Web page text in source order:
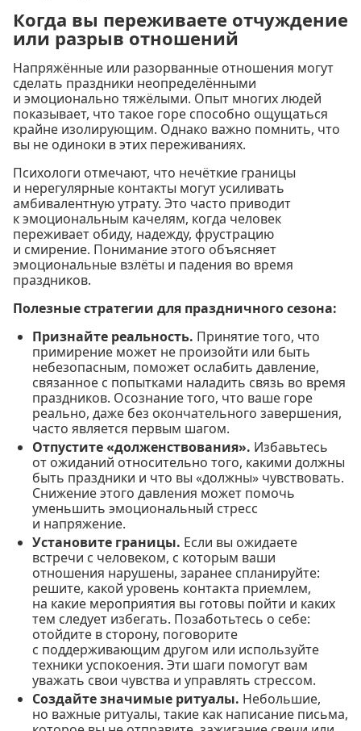
Когда вы переживаете отчуждение
или разрыв отношений
Напряжённые или разорванные отношения могут
сделать праздники неопределёнными
и эмоционально тяжёлыми. Опыт многих людей
показывает, что такое горе способно ощущаться
крайне изолирующим. Однако важно помнить, что
вы не одиноки в этих переживаниях.
Психологи отмечают, что нечёткие границы
и нерегулярные контакты могут усиливать
амбивалентную утрату. Это часто приводит
к эмоциональным качелям, когда человек
переживает обиду, надежду, фрустрацию
и смирение. Понимание этого объясняет
эмоциональные взлёты и падения во время
праздников.
Полезные стратегии для праздничного сезона:
Признайте реальность. Принятие того, что
примирение может не произойти или быть
небезопасным, поможет ослабить давление,
связанное с попытками наладить связь во время
праздников. Осознание того, что ваше горе
реально, даже без окончательного завершения,
часто является первым шагом.
Отпустите «долженствования». Избавьтесь
от ожиданий относительно того, какими должны
быть праздники и что вы «должны» чувствовать.
Снижение этого давления может помочь
уменьшить эмоциональный стресс
и напряжение.
Установите границы. Если вы ожидаете
встречи с человеком, с которым ваши
отношения нарушены, заранее спланируйте:
решите, какой уровень контакта приемлем,
на какие мероприятия вы готовы пойти и каких
тем следует избегать. Позаботьтесь о себе:
отойдите в сторону, поговорите
с поддерживающим другом или используйте
техники успокоения. Эти шаги помогут вам
уважать свои чувства и управлять стрессом.
Создайте значимые ритуалы. Небольшие,
но важные ритуалы, такие как написание письма,